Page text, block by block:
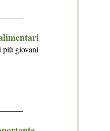
più giovani